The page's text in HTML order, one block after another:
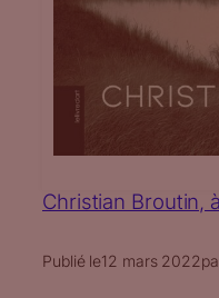
Christian Broutin,
Publié le12 mars 2022